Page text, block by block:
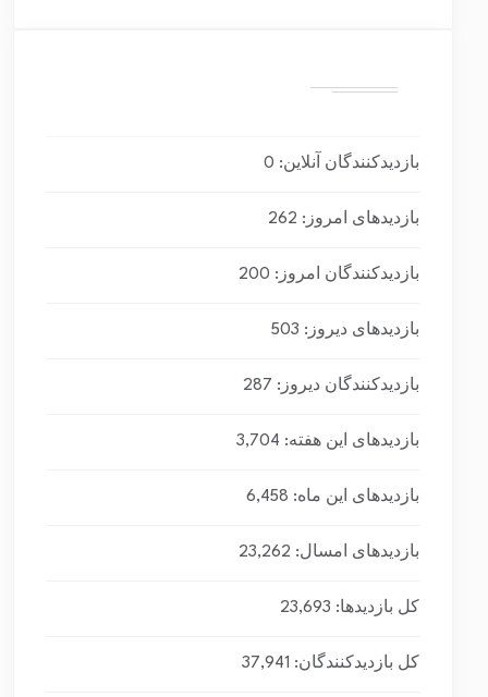
بازدیدکنندگان آنلاین: 0
بازدیدهای امروز: 262
بازدیدکنندگان امروز: 200
بازدیدهای دیروز: 503
بازدیدکنندگان دیروز: 287
بازدیدهای این هفته: 3,704
بازدیدهای این ماه: 6,458
بازدیدهای امسال: 23,262
کل بازدیدها: 23,693
کل بازدیدکنند‌گان: 37,941